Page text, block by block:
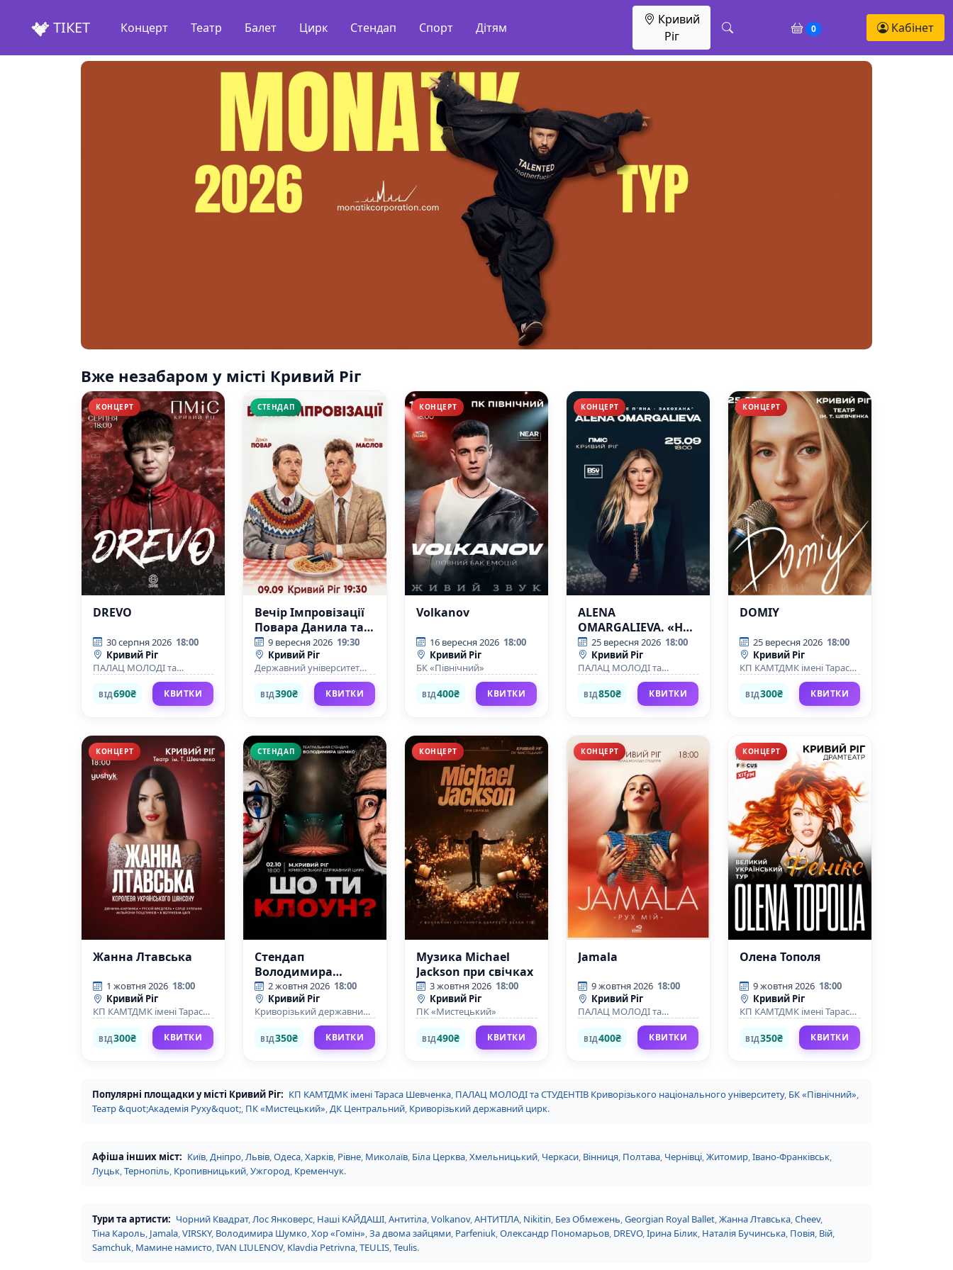
ТІКЕТ Концерт Театр Балет Цирк Стендап Спорт Дітям
Кривий
Ріг
0 Кабінет
Вже незабаром у місті Кривий Ріг
КОНЦЕРТ
DREVO
30 серпня 2026 18:00
Кривий Ріг
ПАЛАЦ МОЛОДІ та
СТУДЕНТІВ Криворізького
національного
ВІД690₴ КВИТКИ
СТЕНДАП
Вечір Імпровізації
Повара Данила та
Вови Маслова
9 вересня 2026 19:30
Кривий Ріг
Державний університет
економіки і технологій
ВІД390₴ КВИТКИ
КОНЦЕРТ
Volkanov
16 вересня 2026 18:00
Кривий Ріг
БК «Північний»
ВІД400₴ КВИТКИ
КОНЦЕРТ
ALENA
OMARGALIEVA. «Не
п`яна-закохана»
25 вересня 2026 18:00
Кривий Ріг
ПАЛАЦ МОЛОДІ та
СТУДЕНТІВ Криворізького
національного
ВІД850₴ КВИТКИ
КОНЦЕРТ
DOMIY
25 вересня 2026 18:00
Кривий Ріг
КП КАМТДМК імені Тараса
ВІД300₴ КВИТКИ
КОНЦЕРТ
Жанна Лтавська
1 жовтня 2026 18:00
Кривий Ріг
КП КАМТДМК імені Тараса
ВІД300₴ КВИТКИ
СТЕНДАП
Стендап
Володимира
Шумко «Шо ти
клоун?»
2 жовтня 2026 18:00
Кривий Ріг
Криворізький державний
ВІД350₴ КВИТКИ
КОНЦЕРТ
Музика Michael
Jackson при свічках
3 жовтня 2026 18:00
Кривий Ріг
ПК «Мистецький»
ВІД490₴ КВИТКИ
КОНЦЕРТ
Jamala
9 жовтня 2026 18:00
Кривий Ріг
ПАЛАЦ МОЛОДІ та
СТУДЕНТІВ Криворізького
національного
ВІД400₴ КВИТКИ
КОНЦЕРТ
Олена Тополя
9 жовтня 2026 18:00
Кривий Ріг
КП КАМТДМК імені Тараса
ВІД350₴ КВИТКИ
Популярні площадки у місті Кривий Ріг: КП КАМТДМК імені Тараса Шевченка, ПАЛАЦ МОЛОДІ та СТУДЕНТІВ Криворізького національного університету, БК «Північний»,
Театр &quot;Академія Руху&quot;, ПК «Мистецький»,ДК Центральний, Криворізький державний цирк.
Афіша інших міст: Київ,Дніпро,Львів,Одеса,Харків, Рівне, Миколаїв, Біла Церква,Хмельницький, Черкаси, Вінниця, Полтава, Чернівці,Житомир,Івано-Франківськ,
Луцьк,Тернопіль, Кропивницький,Ужгород, Кременчук.
Тури та артисти: Чорний Квадрат,Лос Янковерс, Наші КАЙДАШІ,Антитіла,Volkanov,АНТИТІЛА, Nikitin, Без Обмежень,Georgian Royal Ballet,Жанна Лтавська,Cheev,
Тіна Кароль, Jamala,VIRSKY, Володимира Шумко,Хор «Гомін»,За двома зайцями, Parfeniuk,Олександр Пономарьов, DREVO,Ірина Білик, Наталія Бучинська, Повія, Вій,
Samchuk, Мамине намисто,IVAN LIULENOV, Klavdia Petrivna,TEULIS,Teulis.